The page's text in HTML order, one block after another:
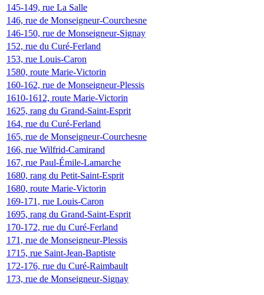
145-149, rue La Salle
146, rue de Monseigneur-Courchesne
146-150, rue de Monseigneur-Signay
152, rue du Curé-Ferland
153, rue Louis-Caron
1580, route Marie-Victorin
160-162, rue de Monseigneur-Plessis
1610-1612, route Marie-Victorin
1625, rang du Grand-Saint-Esprit
164, rue du Curé-Ferland
165, rue de Monseigneur-Courchesne
166, rue Wilfrid-Camirand
167, rue Paul-Émile-Lamarche
1680, rang du Petit-Saint-Esprit
1680, route Marie-Victorin
169-171, rue Louis-Caron
1695, rang du Grand-Saint-Esprit
170-172, rue du Curé-Ferland
171, rue de Monseigneur-Plessis
1715, rue Saint-Jean-Baptiste
172-176, rue du Curé-Raimbault
173, rue de Monseigneur-Signay